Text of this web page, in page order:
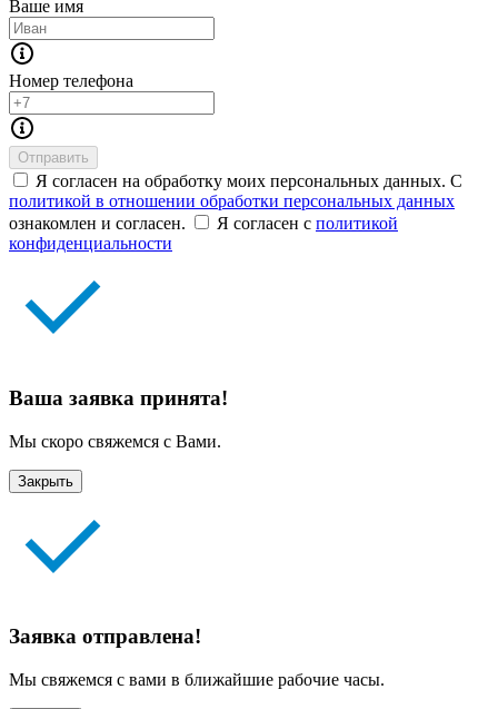
Ваше имя
Номер телефона
Отправить
Я согласен на обработку моих персональных данных. С
политикой в отношении обработки персональных данных
ознакомлен и согласен.
Я согласен с политикой
конфиденциальности
Ваша заявка принята!
Мы скоро свяжемся с Вами.
Закрыть
Заявка отправлена!
Мы свяжемся с вами в ближайшие рабочие часы.